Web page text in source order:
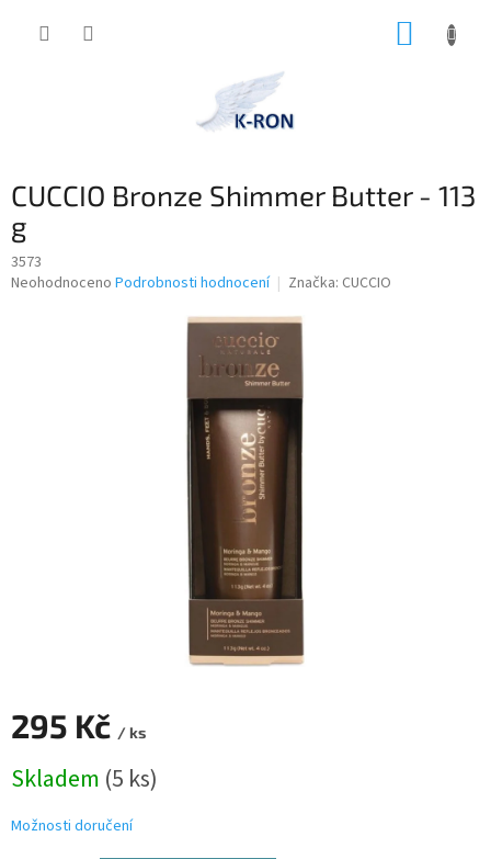
CUCCIO Bronze Shimmer Butter - 113
g
3573
Průměrné
Neohodnoceno Podrobnosti hodnocení Značka: CUCCIO
295 Kč / ks
cena:
Skladem (5 ks)
Možnosti doručení